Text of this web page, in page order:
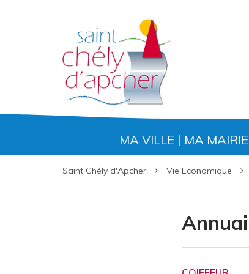
MA VILLE MA MAIRIE
Saint Chély d'Apcher Vie Economique